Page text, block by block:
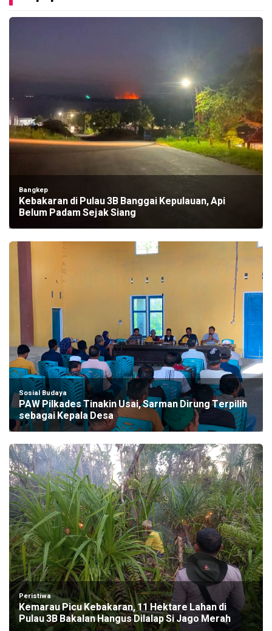
Bangkep
Kebakaran di Pulau 3B Banggai Kepulauan, Api
Belum Padam Sejak Siang
Sosial Budaya
PAW Pilkades Tinakin Usai, Sarman Dirung Terpilih
sebagai Kepala Desa
Peristiwa
Kemarau Picu Kebakaran, 11 Hektare Lahan di
Pulau 3B Bakalan Hangus Dilalap Si Jago Merah